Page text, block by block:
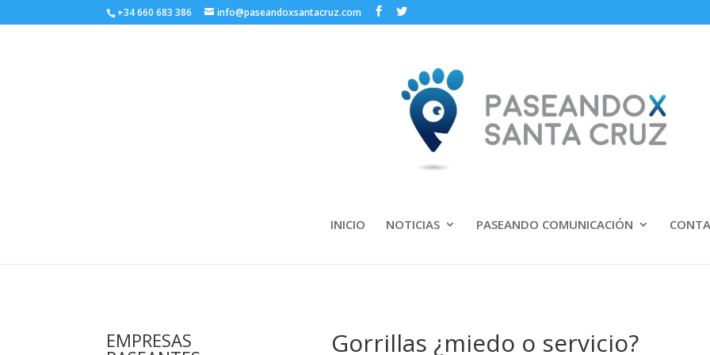
+34 660 683 386 info@paseandoxsantacruz.com
INICIO NOTICIAS PASEANDO COMUNICACIÓN
EMPRESAS Gorrillas ¿miedo o servicio?